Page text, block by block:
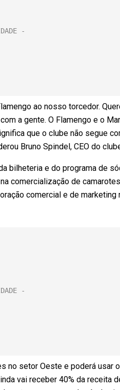
ao nosso torcedor.
a gente. O Flamengo e o
que o clube não segue
Bruno Spindel, CEO do
bilheteria e do programa de
comercialização de
comercial e de marketing
no setor Oeste e poderá usar
vai receber 40% da receita